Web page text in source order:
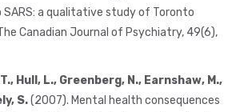
a qualitative study of Toronto
Canadian Journal of Psychiatry, 49(6),
Hull, L., Greenberg, N., Earnshaw, M.,
S.(2007). Mental health consequences